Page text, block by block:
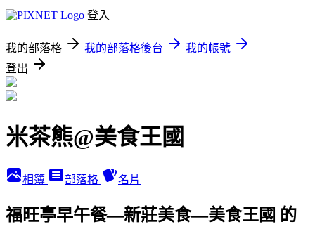
登入
我的部落格 我的部落格後台
我的帳號
登出
米茶熊@美食王國
相簿 部落格 名片
福旺亭早午餐—新莊美食—美食王國 的